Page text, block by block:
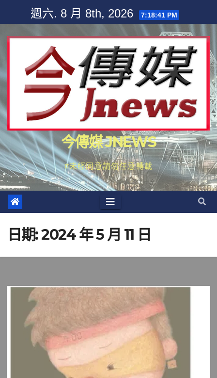
content
週六. 8 月 8th, 2026 7:18:43 PM
今傳媒 JNEWS
#未經同意請勿任意轉載
日期:2024 年 5 月 11 日